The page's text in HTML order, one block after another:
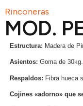
Rinconeras
MOD.
Estructura: Madera de
Asientos: Goma de
Respaldos: Fibra hueca
Cojines «adorno» que